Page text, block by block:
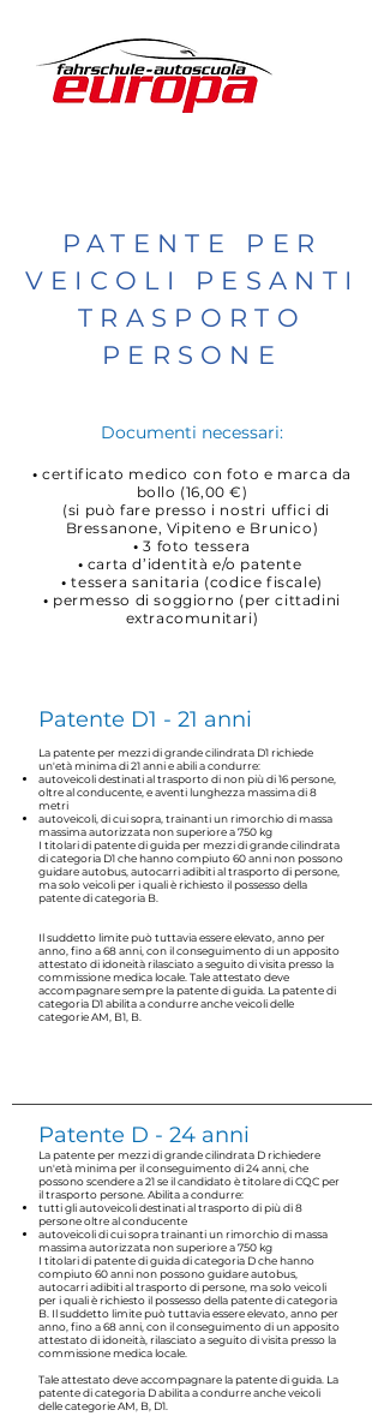
PATENTE PER
VEICOLI PESANTI
TRASPORTO
PERSONE
Documenti necessari:
•certificato medico con foto e marca da
bollo (16,00 €)
(si può fare presso i nostri uffici di
Bressanone, Vipiteno e Brunico)
•3 foto tessera
• carta d’identità e/o patente
•tessera sanitaria (codice fiscale)
• permesso di soggiorno (per cittadini
extracomunitari)
Patente D1 - 21 anni
La patente per mezzi di grande cilindrata D1 richiede
un'età minima di 21 anni e abili a condurre:
autoveicoli destinati al trasporto di non più di 16 persone,
oltre al conducente, e aventi lunghezza massima di 8
metri
autoveicoli, di cui sopra, trainanti un rimorchio di massa
massima autorizzata non superiore a 750 kg
I titolari di patente di guida per mezzi di grande cilindrata
di categoria D1 che hanno compiuto 60 anni non possono
guidare autobus, autocarri adibiti al trasporto di persone,
ma solo veicoli per i quali è richiesto il possesso della
patente di categoria B.
Il suddetto limite può tuttavia essere elevato, anno per
anno, fino a 68 anni, con il conseguimento di un apposito
attestato di idoneità rilasciato a seguito di visita presso la
commissione medica locale. Tale attestato deve
accompagnare sempre la patente di guida. La patente di
categoria D1 abilita a condurre anche veicoli delle
categorie AM, B1, B.
Patente D - 24 anni
La patente per mezzi di grande cilindrata D richiedere
un'età minima per il conseguimento di 24 anni, che
possono scendere a 21 se il candidato è titolare di CQC per
il trasporto persone. Abilita a condurre:
tutti gli autoveicoli destinati al trasporto di più di 8
persone oltre al conducente
autoveicoli di cui sopra trainanti un rimorchio di massa
massima autorizzata non superiore a 750 kg
I titolari di patente di guida di categoria D che hanno
compiuto 60 anni non possono guidare autobus,
autocarri adibiti al trasporto di persone, ma solo veicoli
per i quali è richiesto il possesso della patente di categoria
B. Il suddetto limite può tuttavia essere elevato, anno per
anno, fino a 68 anni, con il conseguimento di un apposito
attestato di idoneità, rilasciato a seguito di visita presso la
commissione medica locale.
Tale attestato deve accompagnare la patente di guida. La
patente di categoria D abilita a condurre anche veicoli
delle categorie AM, B, D1.